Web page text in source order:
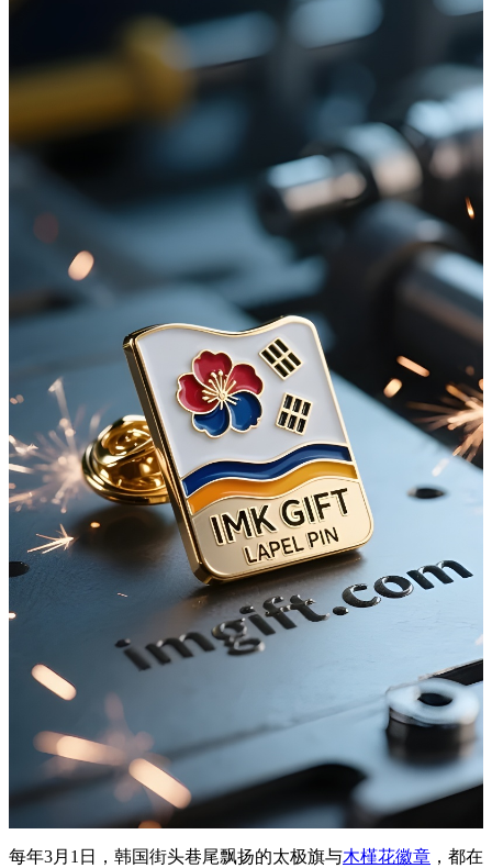
每年3月1日，韩国街头巷尾飘扬的太极旗与木槿花徽章 ，都在